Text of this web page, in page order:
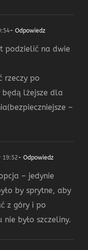
- Odpowiedz
podzielić na dwie
rzeczy po
lżejsze dla
–
19:52- Odpowiedz
– jedynie
by sprytne, aby
z góry i po
było szczeliny.